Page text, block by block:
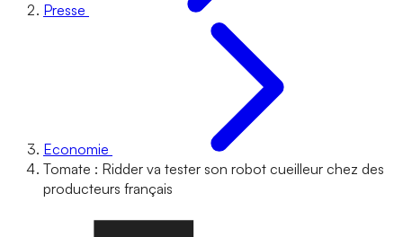
Presse
Economie
Tomate : Ridder va tester son robot cueilleur chez des
producteurs français